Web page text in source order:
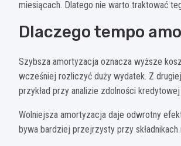
miesiącach. Dlatego nie warto traktować
Dlaczego tempo
Szybsza amortyzacja oznacza wyższe
wcześniej rozliczyć duży wydatek. Z
przykład przy analizie zdolności
Wolniejsza amortyzacja daje odwrotny
bywa bardziej przejrzysty przy